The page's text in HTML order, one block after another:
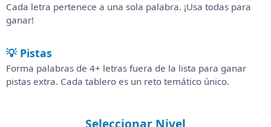
Cada letra pertenece a una sola palabra. ¡Usa todas para
ganar!
💡 Pistas
Forma palabras de 4+ letras fuera de la lista para ganar
pistas extra. Cada tablero es un reto temático único.
Seleccionar Nivel